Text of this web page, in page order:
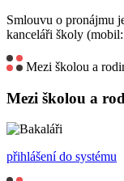
Smlouvu o pronájmu
kanceláři školy (mobil:
Mezi školou a
Mezi školou a
přihlášení do systému